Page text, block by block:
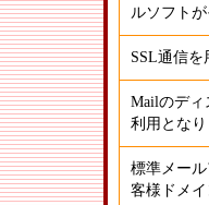
ルソフト
SSL通信
Mailのディ
利用となり
標準メー
客様ドメ